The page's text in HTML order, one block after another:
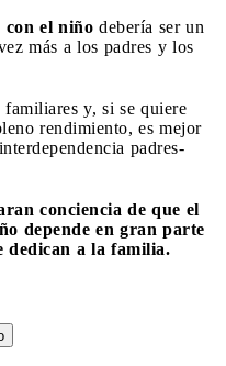
con el niño debería ser un
más a los padres y los
familiares y, si se quiere
rendimiento, es mejor
padres-
conciencia de que el
depende en gran parte
dedican a la familia.